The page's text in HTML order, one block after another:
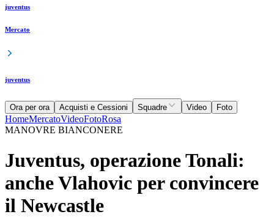
juventus
Mercato
juventus
Ora per ora Acquisti e Cessioni Squadre Video Foto
HomeMercatoVideoFotoRosa
MANOVRE BIANCONERE
Juventus, operazione Tonali:
anche Vlahovic per convincere
il Newcastle